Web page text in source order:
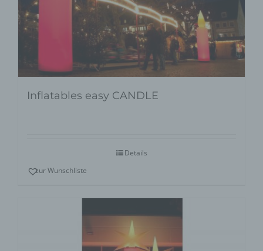
Inflatables easy CANDLE
Details
zur Wunschliste